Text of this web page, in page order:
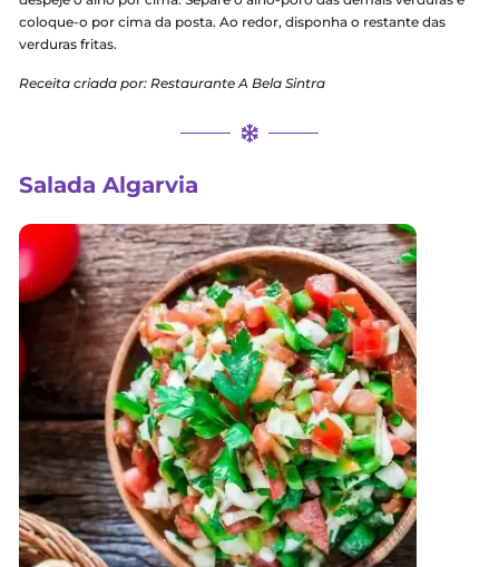
Em uma frigideira com bastante azeite, salteie o alho-poró
cortado em fatias finas, as folhas de espinafre, a cenoura
vegetais em papel absorvente para que fiquem bem
Corte as batatas em rodelas finas e tempere com a
colher (sopa) de alho picado, sal a gosto e azeite.
Coloque as batatas numa assadeira pequena com
e cubra com uma folha de papel alumínio. Asse em forno
preaquecido até que fiquem douradas.
Em uma frigideira com azeite, frite uma colher (sopa) de
cortado em rodelas não muito grossas até que fiquem
Coloque o bacalhau no meio de um prato grande e, em
despeje o alho por cima. Separe o alho-poró das demais
coloque-o por cima da posta. Ao redor, disponha o restante
verduras fritas.
Receita criada por: Restaurante A Bela Sintra
Salada Algarvia